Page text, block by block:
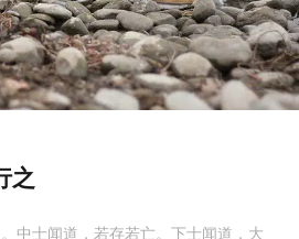
之
中士闻道，若存若亡。下士闻道，大